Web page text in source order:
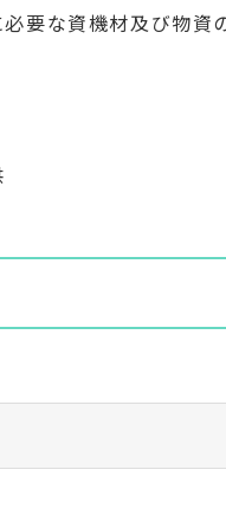
要な資機材及び物資